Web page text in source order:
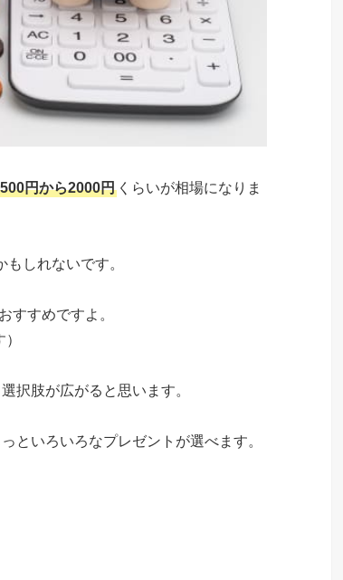
500円から2000円 くらいが相場になりま
しれないです。
すすめですよ。
択肢が広がると思います。
といろいろなプレゼントが選べます。